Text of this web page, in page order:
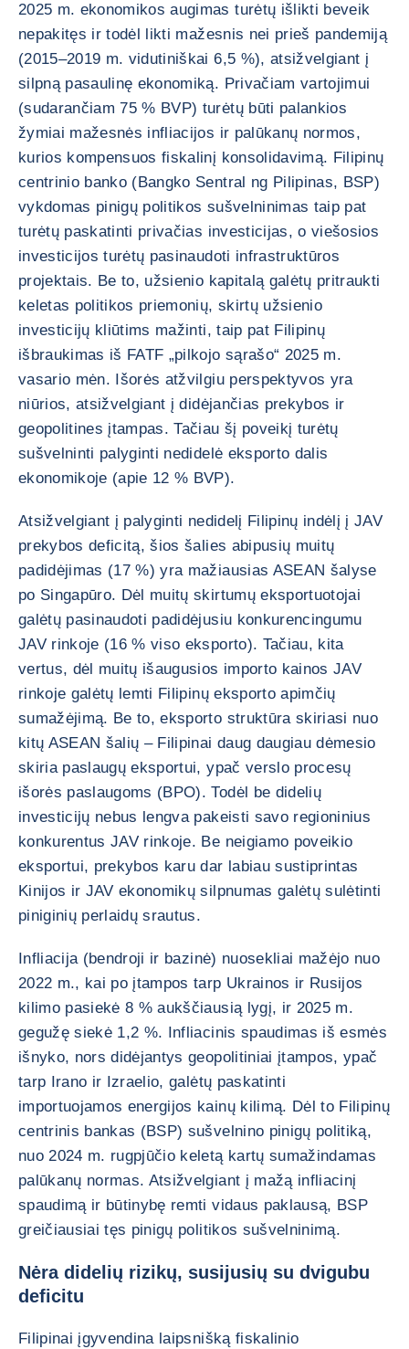
2025 m. ekonomikos augimas turėtų išlikti beveik
nepakitęs ir todėl likti mažesnis nei prieš pandemiją
(2015–2019 m. vidutiniškai 6,5 %), atsižvelgiant į
silpną pasaulinę ekonomiką. Privačiam vartojimui
(sudarančiam 75 % BVP) turėtų būti palankios
žymiai mažesnės infliacijos ir palūkanų normos,
kurios kompensuos fiskalinį konsolidavimą. Filipinų
centrinio banko (Bangko Sentral ng Pilipinas, BSP)
vykdomas pinigų politikos sušvelninimas taip pat
turėtų paskatinti privačias investicijas, o viešosios
investicijos turėtų pasinaudoti infrastruktūros
projektais. Be to, užsienio kapitalą galėtų pritraukti
keletas politikos priemonių, skirtų užsienio
investicijų kliūtims mažinti, taip pat Filipinų
išbraukimas iš FATF „pilkojo sąrašo“ 2025 m.
vasario mėn. Išorės atžvilgiu perspektyvos yra
niūrios, atsižvelgiant į didėjančias prekybos ir
geopolitines įtampas. Tačiau šį poveikį turėtų
sušvelninti palyginti nedidelė eksporto dalis
ekonomikoje (apie 12 % BVP).
Atsižvelgiant į palyginti nedidelį Filipinų indėlį į JAV
prekybos deficitą, šios šalies abipusių muitų
padidėjimas (17 %) yra mažiausias ASEAN šalyse
po Singapūro. Dėl muitų skirtumų eksportuotojai
galėtų pasinaudoti padidėjusiu konkurencingumu
JAV rinkoje (16 % viso eksporto). Tačiau, kita
vertus, dėl muitų išaugusios importo kainos JAV
rinkoje galėtų lemti Filipinų eksporto apimčių
sumažėjimą. Be to, eksporto struktūra skiriasi nuo
kitų ASEAN šalių – Filipinai daug daugiau dėmesio
skiria paslaugų eksportui, ypač verslo procesų
išorės paslaugoms (BPO). Todėl be didelių
investicijų nebus lengva pakeisti savo regioninius
konkurentus JAV rinkoje. Be neigiamo poveikio
eksportui, prekybos karu dar labiau sustiprintas
Kinijos ir JAV ekonomikų silpnumas galėtų sulėtinti
piniginių perlaidų srautus.
Infliacija (bendroji ir bazinė) nuosekliai mažėjo nuo
2022 m., kai po įtampos tarp Ukrainos ir Rusijos
kilimo pasiekė 8 % aukščiausią lygį, ir 2025 m.
gegužę siekė 1,2 %. Infliacinis spaudimas iš esmės
išnyko, nors didėjantys geopolitiniai įtampos, ypač
tarp Irano ir Izraelio, galėtų paskatinti
importuojamos energijos kainų kilimą. Dėl to Filipinų
centrinis bankas (BSP) sušvelnino pinigų politiką,
nuo 2024 m. rugpjūčio keletą kartų sumažindamas
palūkanų normas. Atsižvelgiant į mažą infliacinį
spaudimą ir būtinybę remti vidaus paklausą, BSP
greičiausiai tęs pinigų politikos sušvelninimą.
Nėra didelių rizikų, susijusių su dvigubu
deficitu
Filipinai įgyvendina laipsnišką fiskalinio